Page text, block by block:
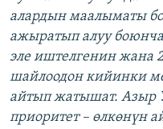
алардын маалыматы
ажыратып алуу
эле иштелгенин жана
шайлоодон кийинки
айтып жатышат. Азыр
приоритет – өлкөнүн